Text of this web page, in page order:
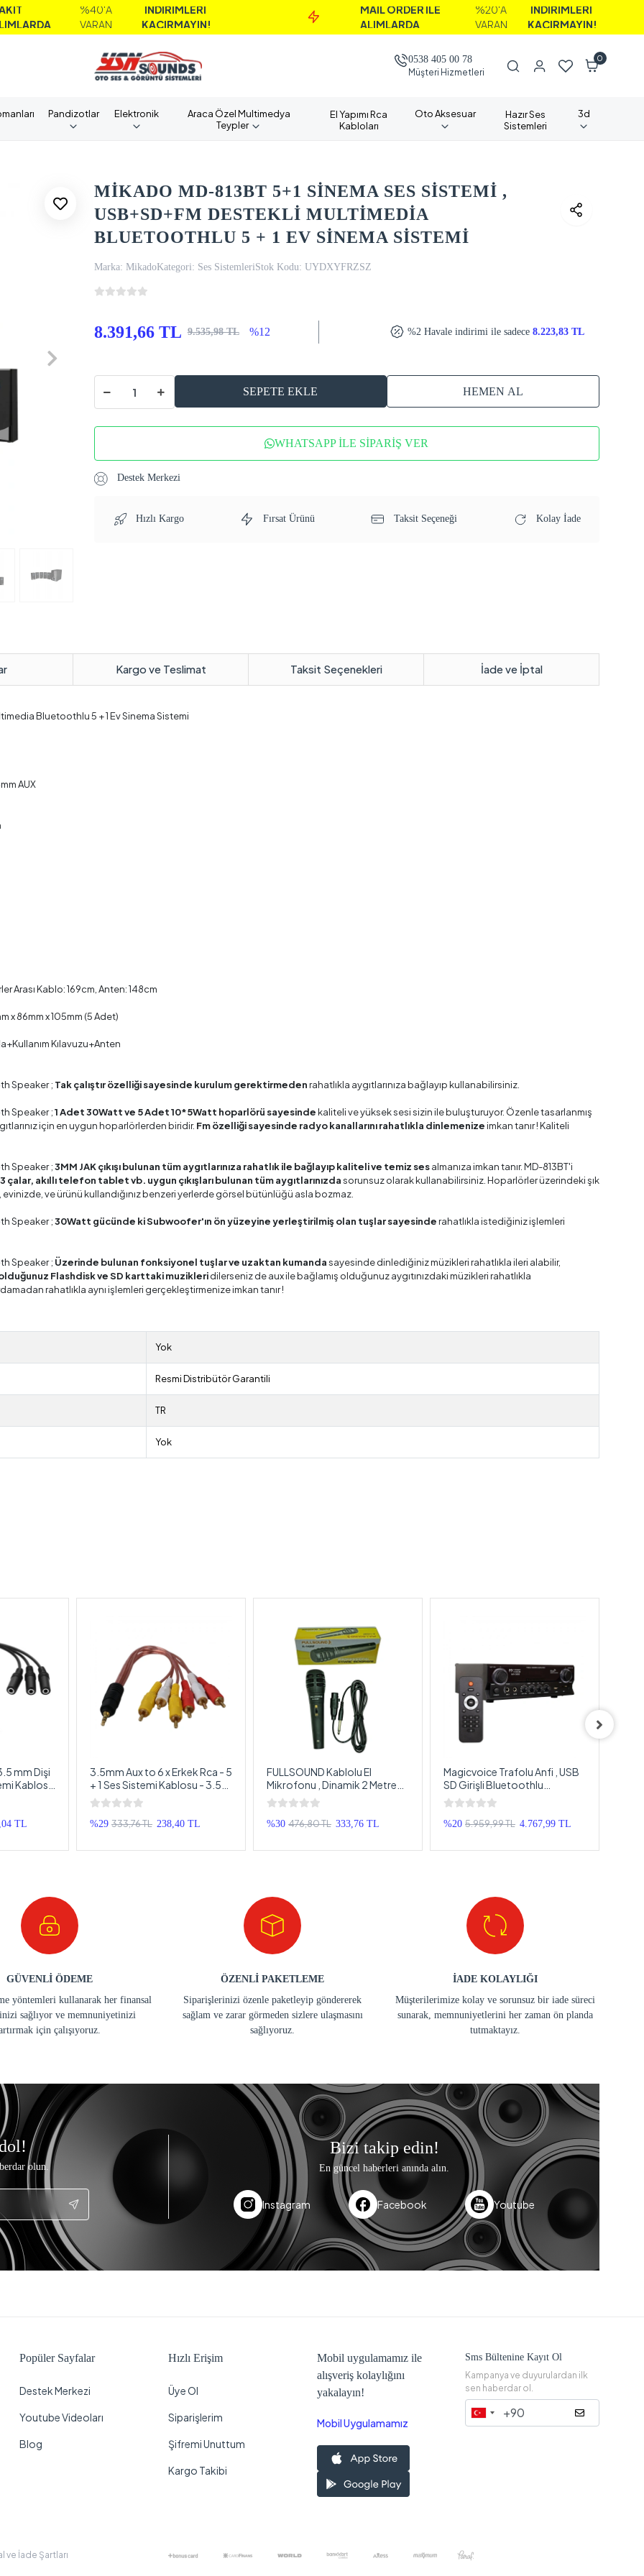
VARAN
İNDİRİMLERİ
KAÇIRMAYIN!
MAİL ORDER İLE
ALIMLARDA
%20'A
İNDİRİMLERİ
KAÇIRMAYIN!
0538 405 00 78
Müşteri Hizmetleri
0
Pandizotlar Elektronik
Araca Özel Multimedya
Teypler
El Yapımı Rca
Kabloları
Oto Aksesuar
Hazır Ses
Sistemleri
3d
MİKADO MD-813BT 5+1 SİNEMA SES SİSTEMİ ,
USB+SD+FM DESTEKLİ MULTİMEDİA
BLUETOOTHLU 5 + 1 EV SİNEMA SİSTEMİ
Marka: MikadoKategori: Ses SistemleriStok Kodu: UYDXYFRZSZ
8.391,66 TL 9.535,98 TL %12 %2 Havale indirimi ile sadece 8.223,83 TL
SEPETE EKLE HEMEN AL
WHATSAPP İLE SİPARİŞ VER
Destek Merkezi
Hızlı Kargo Fırsat Ürünü Taksit Seçeneği Kolay İade
Kargo ve Teslimat Taksit Seçenekleri İade ve İptal
Bluetoothlu 5 + 1 Ev Sinema Sistemi
AUX
Arası Kablo: 169cm, Anten: 148cm
x 86mm x 105mm (5 Adet)
Kılavuzu+Anten
Speaker ; Tak çalıştır özelliği sayesinde kurulum gerektirmedenrahatlıkla aygıtlarınıza bağlayıp kullanabilirsiniz.
Speaker ;1 Adet 30Watt ve 5 Adet 10*5Watt hoparlörü sayesindekaliteli ve yüksek sesi sizin ile buluşturuyor. Özenle tasarlanmış
için en uygun hoparlörlerden biridir. Fm özelliği sayesinde radyo kanallarını rahatlıkla dinlemenizeimkan tanır ! Kaliteli
Speaker ;3MM JAK çıkışı bulunan tüm aygıtlarınıza rahatlık ile bağlayıp kaliteli ve temiz sesalmanıza imkan tanır. MD-813BT'i
çalar, akıllı telefon tablet vb. uygun çıkışları bulunan tüm aygıtlarınızdasorunsuz olarak kullanabilirsiniz. Hoparlörler üzerindeki şık
evinizde, ve ürünü kullandığınız benzeri yerlerde görsel bütünlüğü asla bozmaz.
Speaker ;30Watt gücünde ki Subwoofer'ın ön yüzeyine yerleştirilmiş olan tuşlar sayesinderahatlıkla istediğiniz işlemleri
Speaker ; Üzerinde bulunan fonksiyonel tuşlar ve uzaktan kumandasayesinde dinlediğiniz müzikleri rahatlıkla ileri alabilir,
Flashdisk ve SD karttaki muzikleridilerseniz de aux ile bağlamış olduğunuz aygıtınızdaki müzikleri rahatlıkla
rahatlıkla aynı işlemleri gerçekleştirmenize imkan tanır !
Yok
Resmi Distribütör Garantili
TR
Yok
mm Dişi
Kablosu
ve 3 x 3.5
TL
3.5mm Aux to 6 x Erkek Rca - 5
+ 1 Ses Sistemi Kablosu - 3.5
mm Stereo Aux ve 6 Tos Erkek
5+1 Kablo
%29 333,76 TL 238,40 TL
FULLSOUND Kablolu El
Mikrofonu , Dinamik 2 Metre
Kablolu Profesyonel El
Mikrofonu
%30 476,80 TL 333,76 TL
Magicvoice Trafolu Anfi , USB
SD Girişli Bluetoothlu
Kumandalı Amfi , 2 Bölgeli Hat
Trafolu Anfi
%20 5.959,99 TL 4.767,99 TL
GÜVENLİ ÖDEME
yöntemleri kullanarak her finansal
sağlıyor ve memnuniyetinizi
için çalışıyoruz.
ÖZENLİ PAKETLEME
Siparişlerinizi özenle paketleyip göndererek
sağlam ve zarar görmeden sizlere ulaşmasını
sağlıyoruz.
İADE KOLAYLIĞI
Müşterilerimize kolay ve sorunsuz bir iade süreci
sunarak, memnuniyetlerini her zaman ön planda
tutmaktayız.
olun.
Bizi takip edin!
En güncel haberleri anında alın.
Instagram Facebook Youtube
Popüler Sayfalar
Destek Merkezi
Youtube Videoları
Blog
Hızlı Erişim
Üye Ol
Siparişlerim
Şifremi Unuttum
Kargo Takibi
Mobil uygulamamız ile
alışveriş kolaylığını
yakalayın!
Mobil Uygulamamız
Sms Bültenine Kayıt Ol
Kampanya ve duyurulardan ilk
sen haberdar ol.
ve İade Şartları